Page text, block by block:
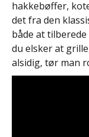
hakkebøffer,
det fra den
både at
du elsker at
alsidig, tør man